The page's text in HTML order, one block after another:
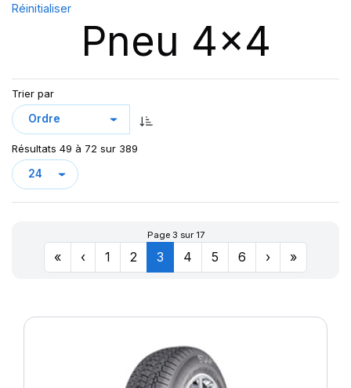
126/123
127/124
128
ALL TERRAIN T/A KO3
AT/TA KO3 LRD
AT/TA KO3 LRF
AT70
AT100
AT T/A KO2
CHAMPIRO VP1
CINTURATO AS+
CINTURATO SF3
COBRA
Réinitialiser
Pneu 4x4
Trier par
Résultats 49 à 72 sur 389
Page 3 sur 17
« ‹ 1 2 3 4 5 6 › »